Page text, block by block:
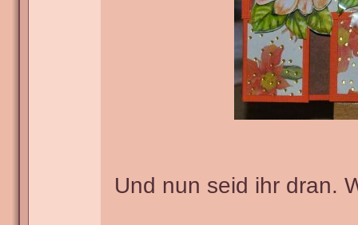
Und nun seid ihr dran.